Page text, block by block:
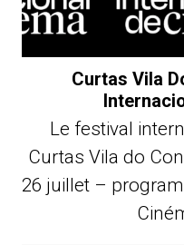
Curtas Vila
Le festival
Curtas Vila do
26 juillet –